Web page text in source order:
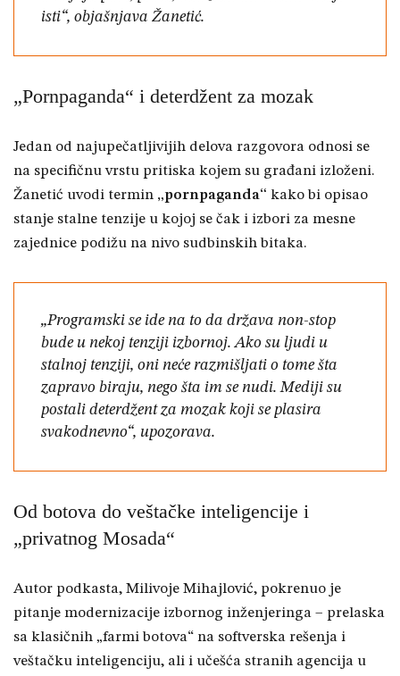
isti“, objašnjava Žanetić.
„Pornpaganda“ i deterdžent za mozak
Jedan od najupečatljivijih delova razgovora odnosi se
na specifičnu vrstu pritiska kojem su građani izloženi.
Žanetić uvodi termin „pornpaganda“ kako bi opisao
stanje stalne tenzije u kojoj se čak i izbori za mesne
zajednice podižu na nivo sudbinskih bitaka.
„Programski se ide na to da država non-stop
bude u nekoj tenziji izbornoj. Ako su ljudi u
stalnoj tenziji, oni neće razmišljati o tome šta
zapravo biraju, nego šta im se nudi. Mediji su
postali deterdžent za mozak koji se plasira
svakodnevno“, upozorava.
Od botova do veštačke inteligencije i
„privatnog Mosada“
Autor podkasta, Milivoje Mihajlović, pokrenuo je
pitanje modernizacije izbornog inženjeringa – prelaska
sa klasičnih „farmi botova“ na softverska rešenja i
veštačku inteligenciju, ali i učešća stranih agencija u